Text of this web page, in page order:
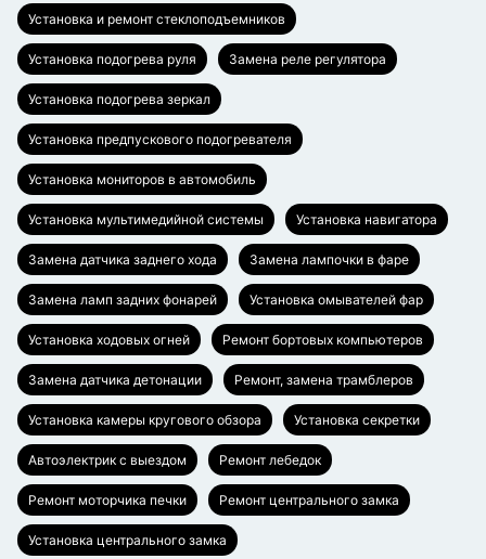
Установка и ремонт стеклоподъемников
Установка подогрева руля Замена реле регулятора
Установка подогрева зеркал
Установка предпускового подогревателя
Установка мониторов в автомобиль
Установка мультимедийной системы Установка навигатора
Замена датчика заднего хода Замена лампочки в фаре
Замена ламп задних фонарей Установка омывателей фар
Установка ходовых огней Ремонт бортовых компьютеров
Замена датчика детонации Ремонт, замена трамблеров
Установка камеры кругового обзора Установка секретки
Автоэлектрик с выездом Ремонт лебедок
Ремонт моторчика печки Ремонт центрального замка
Установка центрального замка